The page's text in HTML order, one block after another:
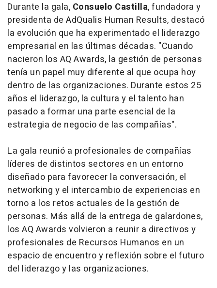
Durante la gala, Consuelo Castilla, fundadora y
presidenta de AdQualis Human Results, destacó
la evolución que ha experimentado el liderazgo
empresarial en las últimas décadas. "Cuando
nacieron los AQ Awards, la gestión de personas
tenía un papel muy diferente al que ocupa hoy
dentro de las organizaciones. Durante estos 25
años el liderazgo, la cultura y el talento han
pasado a formar una parte esencial de la
estrategia de negocio de las compañías".
La gala reunió a profesionales de compañías
líderes de distintos sectores en un entorno
diseñado para favorecer la conversación, el
networking y el intercambio de experiencias en
torno a los retos actuales de la gestión de
personas. Más allá de la entrega de galardones,
los AQ Awards volvieron a reunir a directivos y
profesionales de Recursos Humanos en un
espacio de encuentro y reflexión sobre el futuro
del liderazgo y las organizaciones.